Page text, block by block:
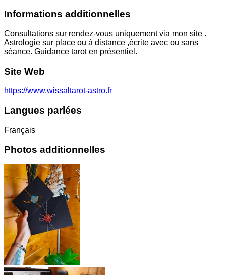
Informations additionnelles
Consultations sur rendez-vous uniquement via mon site .
Astrologie sur place ou à distance ,écrite avec ou sans
séance. Guidance tarot en présentiel.
Site Web
https://www.wissaltarot-astro.fr
Langues parlées
Français
Photos additionnelles